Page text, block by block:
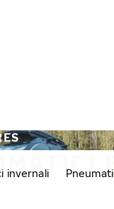
invernali